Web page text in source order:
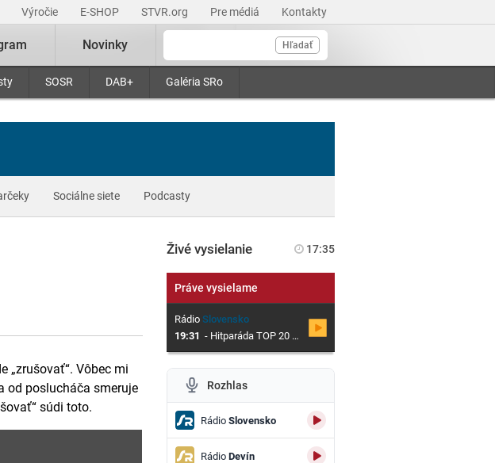
Výročie E-SHOP STVR.org Pre médiá Kontakty
Hľadať
SOSR DAB+ Galéria SRo
Novinky
Sociálne siete Podcasty
„zrušovať“. Vôbec mi
od poslucháča smeruje
súdi toto.
Živé vysielanie 17:35
Práve vysielame
RádioSlovensko
19:31 - Hitparáda TOP 20 SK
Rozhlas
RádioSlovensko
RádioDevín